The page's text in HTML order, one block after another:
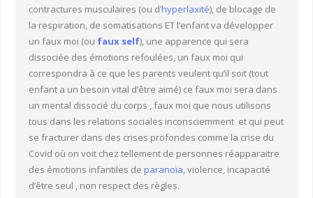
contractures musculaires (ou d’hyperlaxité), de blocage de
la respiration, de somatisations ET l’enfant va développer
un faux moi (ou faux self), une apparence qui sera
dissociée des émotions refoulées, un faux moi qui
correspondra à ce que les parents veulent qu’il soit (tout
enfant a un besoin vital d’être aimé) ce faux moi sera dans
un mental dissocié du corps , faux moi que nous utilisons
tous dans les relations sociales inconsciemment et qui peut
se fracturer dans des crises profondes comme la crise du
Covid où on voit chez tellement de personnes réapparaitre
des émotions infantiles de paranoïa , violence, incapacité
d’être seul , non respect des règles.